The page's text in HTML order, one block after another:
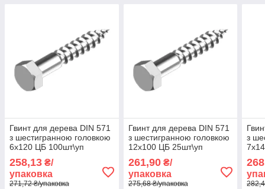
Гвинт для дерева DIN 571
з шестигранною головкою
6х120 ЦБ 100шт\уп
258,13 ₴/
упаковка
271,72 ₴/упаковка
Гвинт для дерева DIN 571
з шестигранною головкою
12х100 ЦБ 25шт\уп
261,90₴/
упаковка
275,68 ₴/упаковка
з